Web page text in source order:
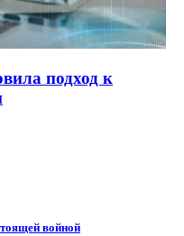
подход к
войной